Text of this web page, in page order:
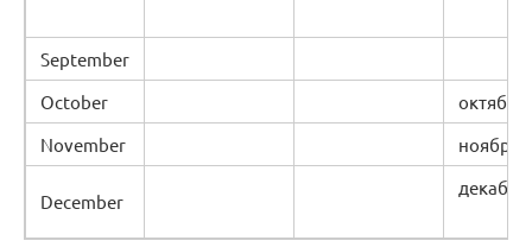
September
October
октябрь
November
ноябрь
December
декабрь